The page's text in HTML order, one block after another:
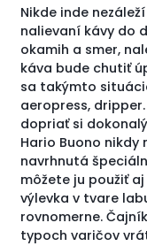
Nikde inde
nalievaní kávy do
okamih a smer,
káva bude chutiť
sa takýmto
aeropress,
dopriať si
Hario Buono nikdy
navrhnutá
môžete ju použiť
výlevka v tvare
rovnomerne.
typoch varičov